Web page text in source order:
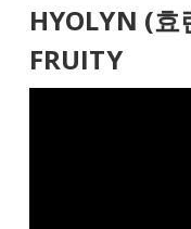
HYOLYN (
FRUITY